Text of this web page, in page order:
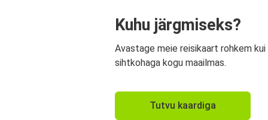
Kuhu järgmiseks?
Avastage meie reisikaart rohkem
sihtkohaga kogu maailmas.
Tutvu kaardiga